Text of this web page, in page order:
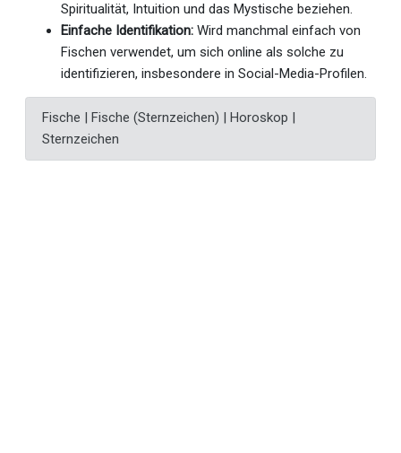
Spiritualität, Intuition und das Mystische beziehen.
Einfache Identifikation: Wird manchmal einfach von
Fischen verwendet, um sich online als solche zu
identifizieren, insbesondere in Social-Media-Profilen.
Fische | Fische (Sternzeichen) | Horoskop |
Sternzeichen